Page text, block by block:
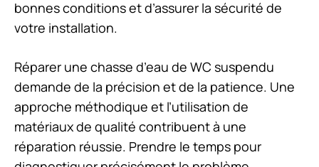
bonnes conditions et d’assurer la sécurité de
votre installation.
Réparer une chasse d’eau de WC suspendu
demande de la précision et de la patience. Une
approche méthodique et l’utilisation de
matériaux de qualité contribuent à une
réparation réussie. Prendre le temps pour